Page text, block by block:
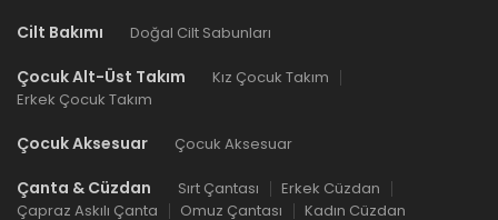
Cilt Bakımı Doğal Cilt Sabunları
Çocuk Alt-Üst Takım
Kız Çocuk Takım
Erkek Çocuk Takım
Çocuk Aksesuar Çocuk Aksesuar
Çanta & Cüzdan Sırt Çantası
Erkek Cüzdan
Çapraz Askılı Çanta
Omuz Çantası Kadın Cüzdan